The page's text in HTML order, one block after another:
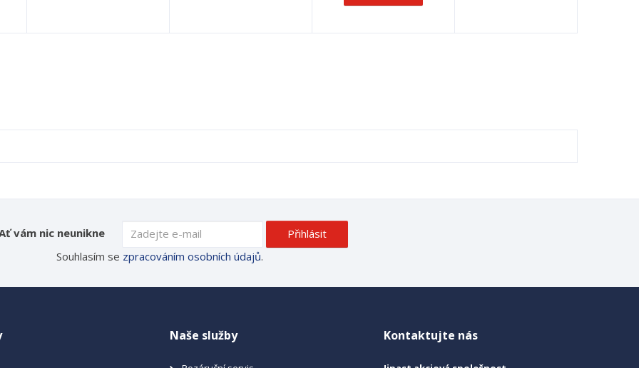
vám nic neunikne
Přihlásit
Souhlasím se zpracováním osobních údajů.
Naše služby Kontaktujte nás